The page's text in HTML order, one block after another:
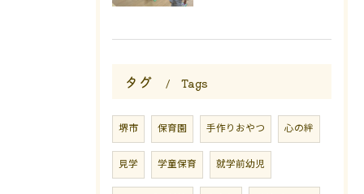
タグ Tags
堺市 保育園 手作りおやつ 心の絆
見学 学童保育 就学前幼児